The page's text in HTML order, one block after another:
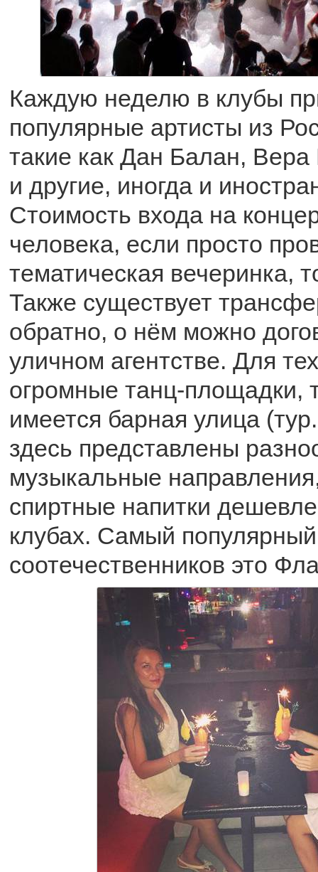
Каждую неделю в клубы
популярные артисты из
такие как Дан Балан,
и другие, иногда и
Стоимость входа на
человека, если просто
тематическая вечеринка,
Также существует
обратно, о нём можно
уличном агентстве. Для
огромные танц-площадки,
имеется барная улица
здесь представлены
музыкальные
спиртные напитки
клубах. Самый
соотечественников это